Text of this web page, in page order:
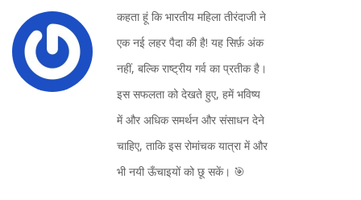
कहता हूं कि भारतीय महिला तीरंदाजी ने
एक नई लहर पैदा की है! यह सिर्फ़ अंक
नहीं, बल्कि राष्ट्रीय गर्व का प्रतीक है।
इस सफलता को देखते हुए, हमें भविष्य
में और अधिक समर्थन और संसाधन देने
चाहिए, ताकि इस रोमांचक यात्रा में और
भी नयी ऊँचाइयों को छू सकें। 🎯